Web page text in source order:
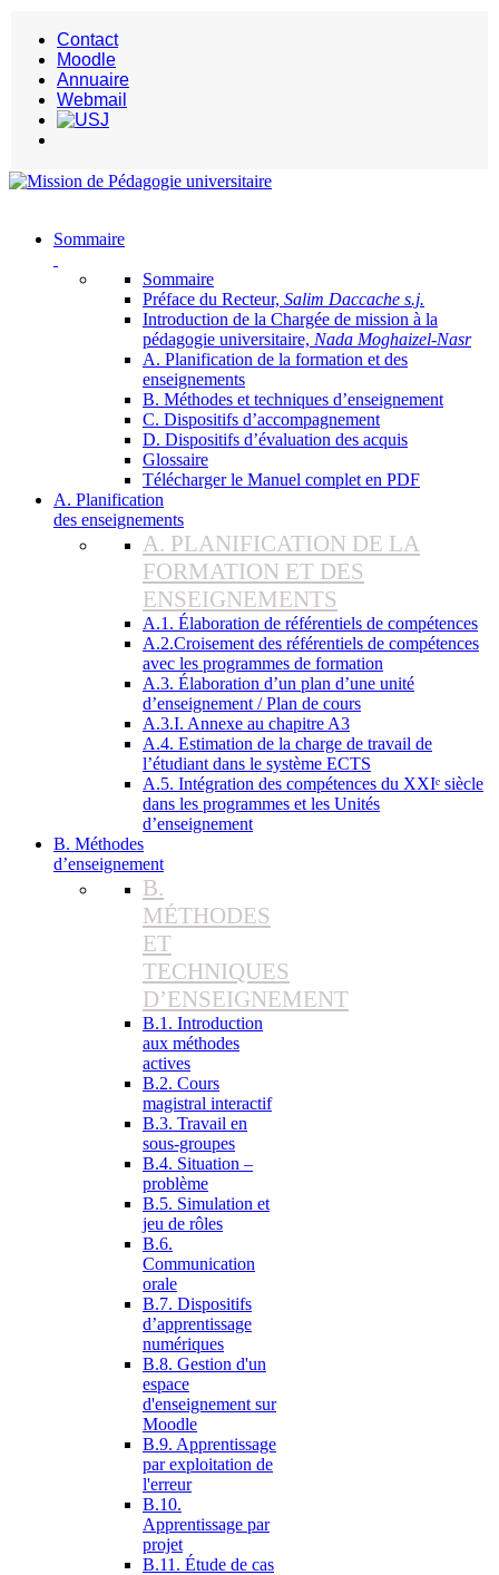
Contact
Moodle
Annuaire
Webmail
Sommaire
Sommaire
Préface du Recteur, Salim Daccache s.j.
Introduction de la Chargée de mission à la
pédagogie universitaire, Nada Moghaizel-Nasr
A. Planification de la formation et des
enseignements
B. Méthodes et techniques d’enseignement
C. Dispositifs d’accompagnement
D. Dispositifs d’évaluation des acquis
Glossaire
Télécharger le Manuel complet en PDF
A. Planification
des enseignements
A. PLANIFICATION DE LA
FORMATION ET DES
ENSEIGNEMENTS
A.1. Élaboration de référentiels de compétences
A.2.Croisement des référentiels de compétences
avec les programmes de formation
A.3. Élaboration d’un plan d’une unité
d’enseignement / Plan de cours
A.3.I. Annexe au chapitre A3
A.4. Estimation de la charge de travail de
l’étudiant dans le système ECTS
A.5. Intégration des compétences du XXIᵉ siècle
dans les programmes et les Unités
d’enseignement
B. Méthodes
d’enseignement
B.
MÉTHODES
ET
TECHNIQUES
D’ENSEIGNEMENT
B.1. Introduction
aux méthodes
actives
B.2. Cours
magistral interactif
B.3. Travail en
sous-groupes
B.4. Situation –
problème
B.5. Simulation et
jeu de rôles
B.6.
Communication
orale
B.7. Dispositifs
d’apprentissage
numériques
B.8. Gestion d'un
espace
d'enseignement sur
Moodle
B.9. Apprentissage
par exploitation de
l'erreur
B.10.
Apprentissage par
projet
B.11. Étude de cas